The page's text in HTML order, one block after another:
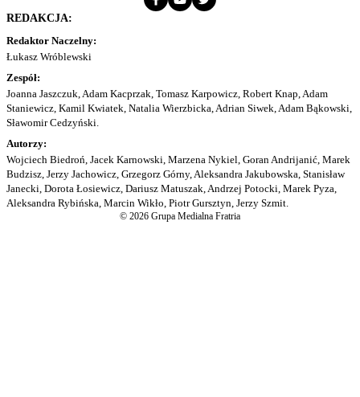
REDAKCJA:
Redaktor Naczelny:
Łukasz Wróblewski
Zespół:
Joanna Jaszczuk, Adam Kacprzak, Tomasz Karpowicz, Robert Knap, Adam
Staniewicz, Kamil Kwiatek, Natalia Wierzbicka, Adrian Siwek, Adam Bąkowski,
Sławomir Cedzyński.
Autorzy:
Wojciech Biedroń, Jacek Karnowski, Marzena Nykiel, Goran Andrijanić, Marek
Budzisz, Jerzy Jachowicz, Grzegorz Górny, Aleksandra Jakubowska, Stanisław
Janecki, Dorota Łosiewicz, Dariusz Matuszak, Andrzej Potocki, Marek Pyza,
Aleksandra Rybińska, Marcin Wikło, Piotr Gursztyn, Jerzy Szmit.
© 2026 Grupa Medialna Fratria